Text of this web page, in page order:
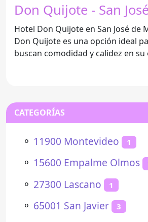
Don Quijote - San
Hotel Don Quijote en San José de Mayo El
Don Quijote es una opción ideal
buscan comodidad y calidez en su
CATEGORÍAS
⚬ 11900 Montevideo 1
⚬ 15600 Empalme Olmos
⚬ 27300 Lascano 1
⚬ 65001 San Javier 3